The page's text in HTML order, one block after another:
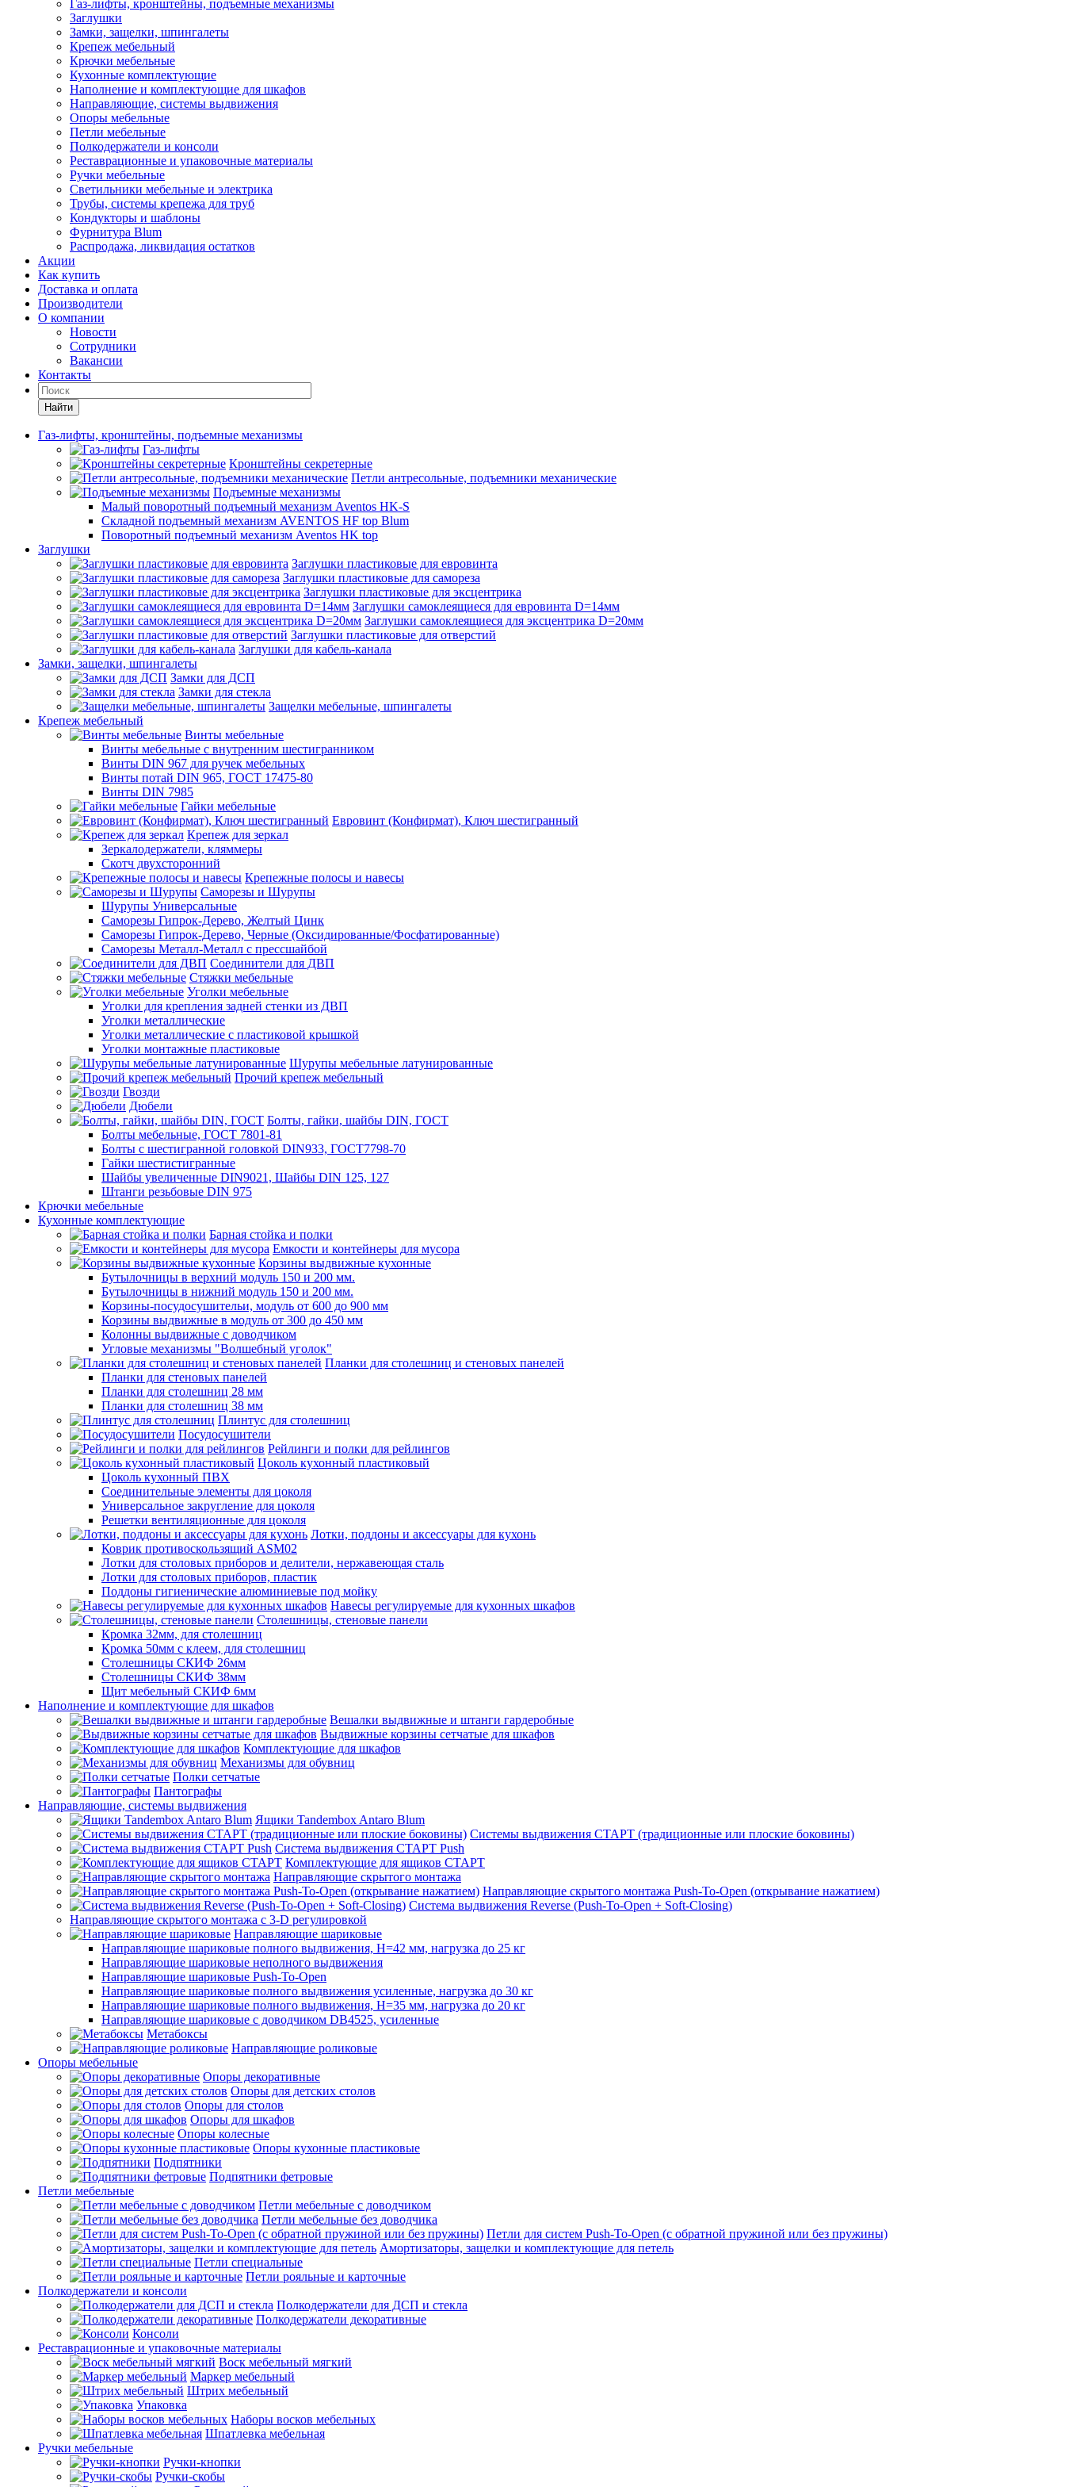
Газ-лифты, кронштейны, подъемные механизмы
Заглушки
Замки, защелки, шпингалеты
Крепеж мебельный
Крючки мебельные
Кухонные комплектующие
Наполнение и комплектующие для шкафов
Направляющие, системы выдвижения
Опоры мебельные
Петли мебельные
Полкодержатели и консоли
Реставрационные и упаковочные материалы
Ручки мебельные
Светильники мебельные и электрика
Трубы, системы крепежа для труб
Кондукторы и шаблоны
Фурнитура Blum
Распродажа, ликвидация остатков
Акции
Как купить
Доставка и оплата
Производители
О компании
Новости
Сотрудники
Вакансии
Контакты
Найти
Газ-лифты, кронштейны, подъемные механизмы
Газ-лифты
Кронштейны секретерные
Петли антресольные, подъемники механические
Подъемные механизмы
Малый поворотный подъемный механизм Aventos HK-S
Складной подъемный механизм AVENTOS HF top Blum
Поворотный подъемный механизм Aventos HK top
Заглушки
Заглушки пластиковые для евровинта
Заглушки пластиковые для самореза
Заглушки пластиковые для эксцентрика
Заглушки самоклеящиеся для евровинта D=14мм
Заглушки самоклеящиеся для эксцентрика D=20мм
Заглушки пластиковые для отверстий
Заглушки для кабель-канала
Замки, защелки, шпингалеты
Замки для ДСП
Замки для стекла
Защелки мебельные, шпингалеты
Крепеж мебельный
Винты мебельные
Винты мебельные с внутренним шестигранником
Винты DIN 967 для ручек мебельных
Винты потай DIN 965, ГОСТ 17475-80
Винты DIN 7985
Гайки мебельные
Евровинт (Конфирмат), Ключ шестигранный
Крепеж для зеркал
Зеркалодержатели, кляммеры
Скотч двухсторонний
Крепежные полосы и навесы
Саморезы и Шурупы
Шурупы Универсальные
Саморезы Гипрок-Дерево, Желтый Цинк
Саморезы Гипрок-Дерево, Черные (Оксидированные/Фосфатированные)
Саморезы Металл-Металл с прессшайбой
Соединители для ДВП
Стяжки мебельные
Уголки мебельные
Уголки для крепления задней стенки из ДВП
Уголки металлические
Уголки металлические с пластиковой крышкой
Уголки монтажные пластиковые
Шурупы мебельные латунированные
Прочий крепеж мебельный
Гвозди
Дюбели
Болты, гайки, шайбы DIN, ГОСТ
Болты мебельные, ГОСТ 7801-81
Болты с шестигранной головкой DIN933, ГОСТ7798-70
Гайки шестистигранные
Шайбы увеличенные DIN9021, Шайбы DIN 125, 127
Штанги резьбовые DIN 975
Крючки мебельные
Кухонные комплектующие
Барная стойка и полки
Емкости и контейнеры для мусора
Корзины выдвижные кухонные
Бутылочницы в верхний модуль 150 и 200 мм.
Бутылочницы в нижний модуль 150 и 200 мм.
Корзины-посудосушительи, модуль от 600 до 900 мм
Корзины выдвижные в модуль от 300 до 450 мм
Колонны выдвижные с доводчиком
Угловые механизмы "Волшебный уголок"
Планки для столешниц и стеновых панелей
Планки для стеновых панелей
Планки для столешниц 28 мм
Планки для столешниц 38 мм
Плинтус для столешниц
Посудосушители
Рейлинги и полки для рейлингов
Цоколь кухонный пластиковый
Цоколь кухонный ПВХ
Соединительные элементы для цоколя
Универсальное закругление для цоколя
Решетки вентиляционные для цоколя
Лотки, поддоны и аксессуары для кухонь
Коврик противоскользящий ASM02
Лотки для столовых приборов и делители, нержавеющая сталь
Лотки для столовых приборов, пластик
Поддоны гигиенические алюминиевые под мойку
Навесы регулируемые для кухонных шкафов
Столешницы, стеновые панели
Кромка 32мм, для столешниц
Кромка 50мм с клеем, для столешниц
Столешницы СКИФ 26мм
Столешницы СКИФ 38мм
Щит мебельный СКИФ 6мм
Наполнение и комплектующие для шкафов
Вешалки выдвижные и штанги гардеробные
Выдвижные корзины сетчатые для шкафов
Комплектующие для шкафов
Механизмы для обувниц
Полки сетчатые
Пантографы
Направляющие, системы выдвижения
Ящики Tandembox Antaro Blum
Системы выдвижения СТАРТ (традиционные или плоские боковины)
Система выдвижения СТАРТ Push
Комплектующие для ящиков СТАРТ
Направляющие скрытого монтажа
Направляющие скрытого монтажа Push-To-Open (открывание нажатием)
Система выдвижения Reverse (Push-To-Open + Soft-Closing)
Направляющие скрытого монтажа с 3-D регулировкой
Направляющие шариковые
Направляющие шариковые полного выдвижения, H=42 мм, нагрузка до 25 кг
Направляющие шариковые неполного выдвижения
Направляющие шариковые Push-To-Open
Направляющие шариковые полного выдвижения усиленные, нагрузка до 30 кг
Направляющие шариковые полного выдвижения, H=35 мм, нагрузка до 20 кг
Направляющие шариковые с доводчиком DB4525, усиленные
Метабоксы
Направляющие роликовые
Опоры мебельные
Опоры декоративные
Опоры для детских столов
Опоры для столов
Опоры для шкафов
Опоры колесные
Опоры кухонные пластиковые
Подпятники
Подпятники фетровые
Петли мебельные
Петли мебельные с доводчиком
Петли мебельные без доводчика
Петли для систем Push-To-Open (с обратной пружиной или без пружины)
Амортизаторы, защелки и комплектующие для петель
Петли специальные
Петли рояльные и карточные
Полкодержатели и консоли
Полкодержатели для ДСП и стекла
Полкодержатели декоративные
Консоли
Реставрационные и упаковочные материалы
Воск мебельный мягкий
Маркер мебельный
Штрих мебельный
Упаковка
Наборы восков мебельных
Шпатлевка мебельная
Ручки мебельные
Ручки-кнопки
Ручки-скобы